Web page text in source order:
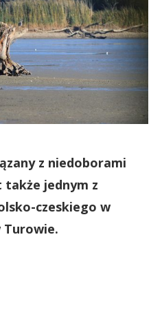
z niedoborami
także jednym z
czeskiego w